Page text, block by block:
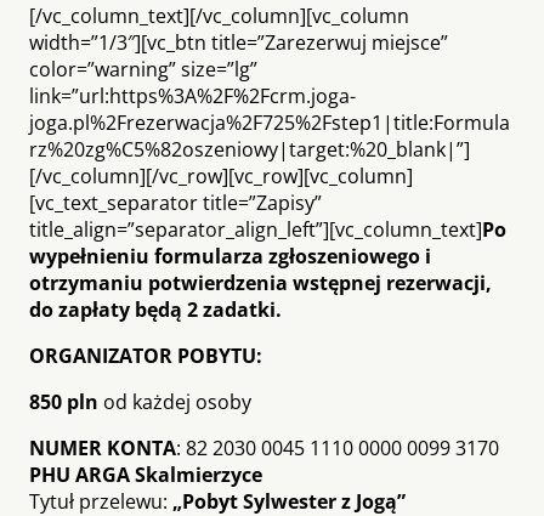
[/vc_column_text][/vc_column][vc_column
width=”1/3″][vc_btn title=”Zarezerwuj miejsce”
color=”warning” size=”lg”
link=”url:https%3A%2F%2Fcrm.joga-
joga.pl%2Frezerwacja%2F725%2Fstep1|title:Formula
rz%20zg%C5%82oszeniowy|target:%20_blank|”]
[/vc_column][/vc_row][vc_row][vc_column]
[vc_text_separator title=”Zapisy”
title_align=”separator_align_left”][vc_column_text]Po
wypełnieniu formularza zgłoszeniowego i
otrzymaniu potwierdzenia wstępnej rezerwacji,
do zapłaty będą 2 zadatki.
ORGANIZATOR POBYTU:
850 pln od każdej osoby
NUMER KONTA: 82 2030 0045 1110 0000 0099 3170
PHU ARGA Skalmierzyce
Tytuł przelewu: „Pobyt Sylwester z Jogą”